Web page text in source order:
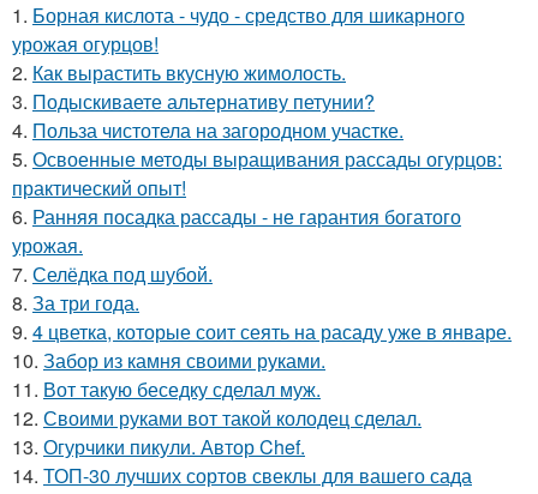
1. Борная кислота - чудо - средство для шикарного
урожая огурцов!
2. Как вырастить вкусную жимолость.
3. Подыскиваете альтернативу петунии?
4. Польза чистотела на загородном участке.
5. Освоенные методы выращивания рассады огурцов:
практический опыт!
6. Ранняя посадка рассады - не гарантия богатого
урожая.
7. Селёдка под шубой.
8. За три года.
9. 4 цветка, которые соит сеять на расаду уже в январе.
10. Забор из камня своими руками.
11. Вот такую беседку сделал муж.
12. Своими руками вот такой колодец сделал.
13. Огурчики пикули. Автор Chef.
14. ТОП-30 лучших сортов свеклы для вашего сада